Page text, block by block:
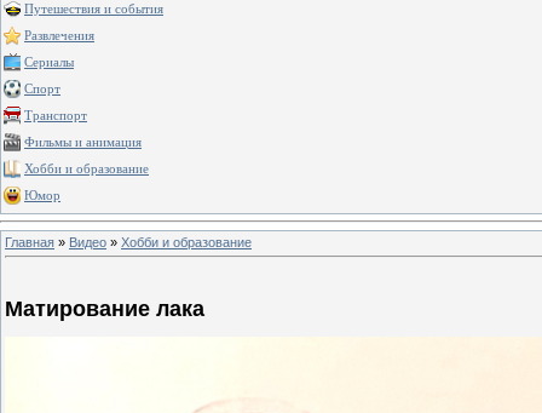
Путешествия и события
Развлечения
Сериалы
Спорт
Транспорт
Фильмы и анимация
Хобби и образование
Юмор
Главная » Видео » Хобби и образование
Матирование лака